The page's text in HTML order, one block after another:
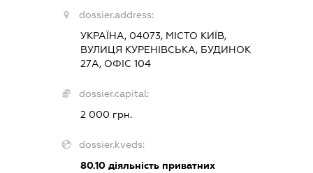
dossier.address:
УКРАЇНА, 04073, МІСТО КИЇВ,
ВУЛИЦЯ КУРЕНІВСЬКА, БУДИНОК
27А, ОФІС 104
dossier.capital:
2 000 грн.
dossier.kveds:
80.10 діяльність приватних